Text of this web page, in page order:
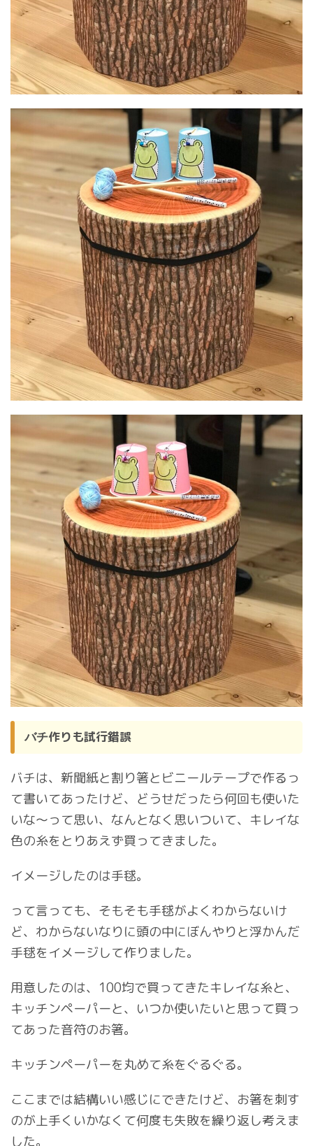
バチ作りも試行錯誤
バチは、新聞紙と割り箸とビニールテープで作るっ
て書いてあったけど、どうせだったら何回も使いた
いな〜って思い、なんとなく思いついて、キレイな
色の糸をとりあえず買ってきました。
イメージしたのは手毬。
って言っても、そもそも手毬がよくわからないけ
ど、わからないなりに頭の中にぼんやりと浮かんだ
手毬をイメージして作りました。
用意したのは、100均で買ってきたキレイな糸と、
キッチンペーパーと、いつか使いたいと思って買っ
てあった音符のお箸。
キッチンペーパーを丸めて糸をぐるぐる。
ここまでは結構いい感じにできたけど、お箸を刺す
のが上手くいかなくて何度も失敗を繰り返し考えま
した。